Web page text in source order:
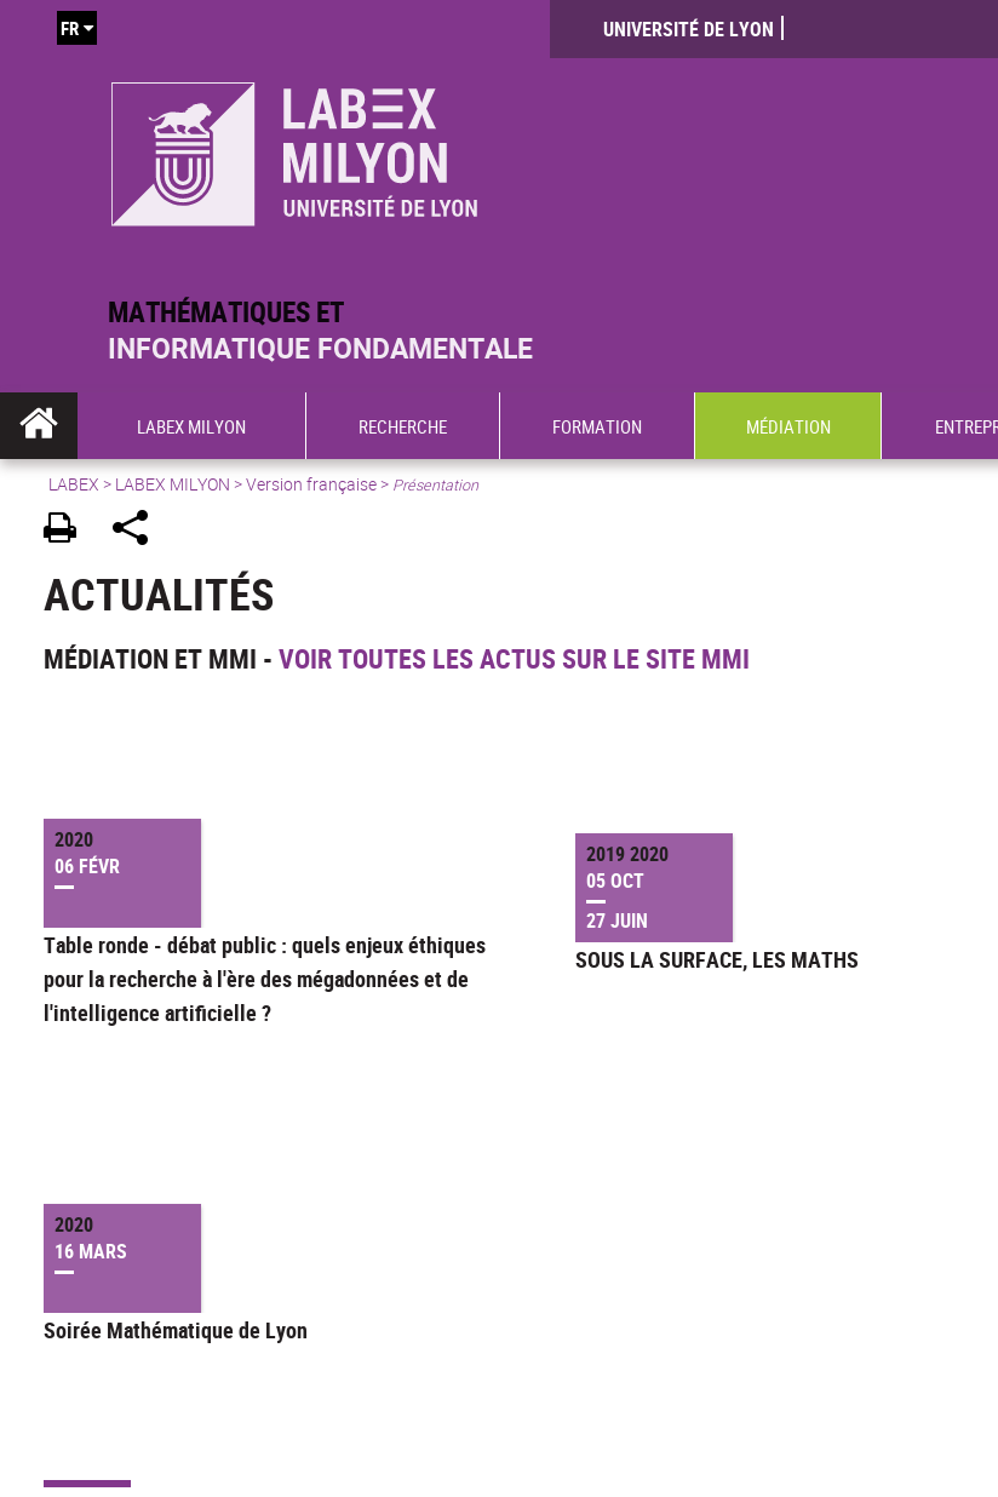
MATHÉMATIQUES ET
INFORMATIQUE FONDAMENTALE
UNIVERSITÉ DE LYON
FR
LABEX MILYON RECHERCHE FORMATION MÉDIATION
LABEX > LABEX MILYON >Version française> Présentation
ACTUALITÉS
MÉDIATION ET MMI - VOIR TOUTES LES ACTUS SUR LE SITE MMI
2020
06 FÉVR
Table ronde - débat public : quels enjeux éthiques
pour la recherche à l'ère des mégadonnées et de
l'intelligence artificielle ?
2019 2020
05 OCT
27 JUIN
SOUS LA SURFACE, LES MATHS
2020
16 MARS
Soirée Mathématique de Lyon